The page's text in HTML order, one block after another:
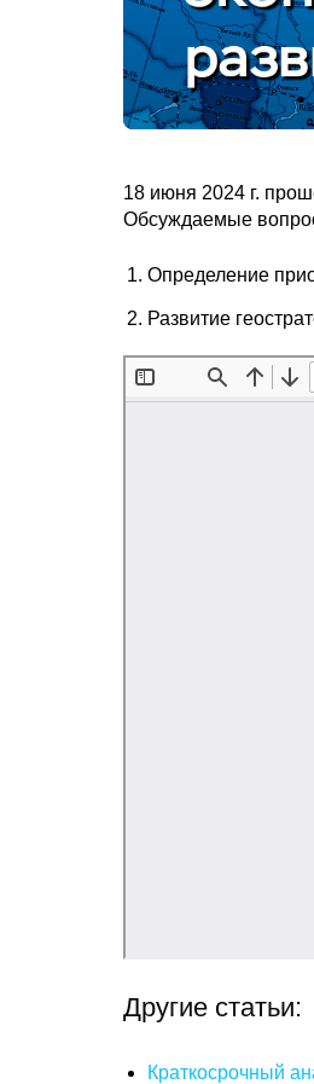
18 июня 2024 г.
Обсуждаемые
Определение
Развитие
Другие статьи:
Краткосрочный